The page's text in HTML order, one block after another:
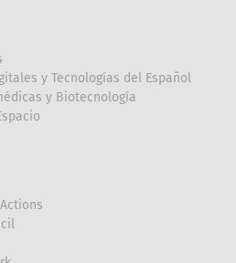
y Tecnologías del Español
y Biotecnología